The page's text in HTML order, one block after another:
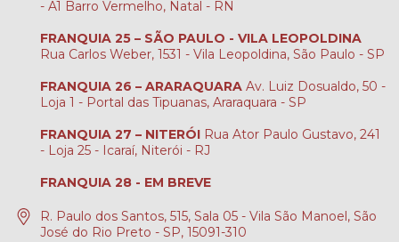
- A1 Barro Vermelho, Natal - RN
FRANQUIA 25 – SÃO PAULO - VILA LEOPOLDINA
Rua Carlos Weber, 1531 - Vila Leopoldina, São Paulo - SP
FRANQUIA 26 – ARARAQUARA Av. Luiz Dosualdo, 50 -
Loja 1 - Portal das Tipuanas, Araraquara - SP
FRANQUIA 27 – NITERÓI Rua Ator Paulo Gustavo, 241
- Loja 25 - Icaraí, Niterói - RJ
FRANQUIA 28 - EM BREVE
R. Paulo dos Santos, 515, Sala 05 - Vila São Manoel, São
José do Rio Preto - SP, 15091-310